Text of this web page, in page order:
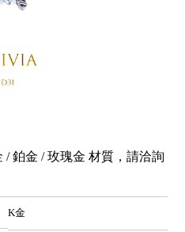
鉑金 / 玫瑰金 材質，請洽詢
K金